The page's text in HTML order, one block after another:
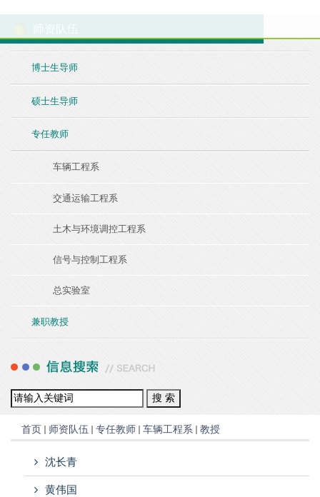
师资队伍
博士生导师
硕士生导师
专任教师
车辆工程系
交通运输工程系
土木与环境调控工程系
信号与控制工程系
总实验室
兼职教授
首页 师资队伍 专任教师 车辆工程系 教授
沈长青
黄伟国